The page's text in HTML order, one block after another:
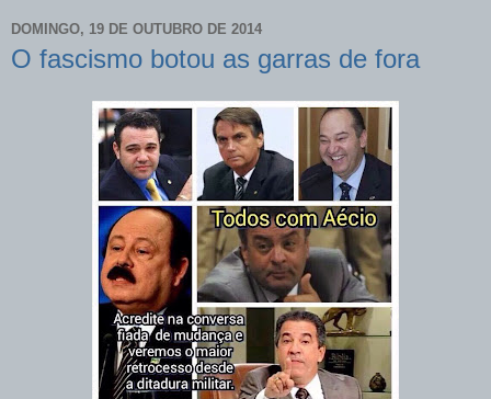
DOMINGO, 19 DE OUTUBRO DE 2014
O fascismo botou as garras de fora